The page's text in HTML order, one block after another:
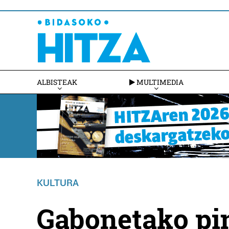
ALBISTEAK MULTIMEDIA
KULTURA
Gabonetako